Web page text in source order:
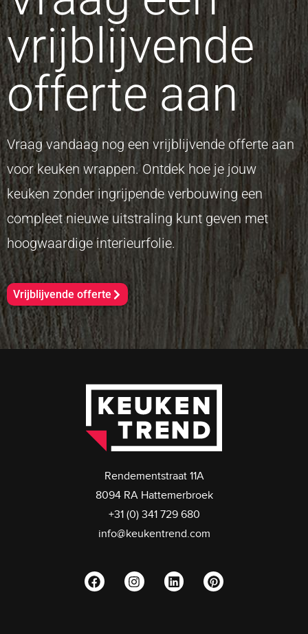
vrijblijvende
offerte aan
Vraag vandaag nog een vrijblijvende offerte aan
voor keuken wrappen. Ontdek hoe je jouw
keuken zonder ingrijpende verbouwing een
compleet nieuwe uitstraling kunt geven met
hoogwaardige interieurfolie.
Vrijblijvende offerte
Rendementstraat 11A
8094 RA Hattemerbroek
+31 (0) 341 729 680
info@keukentrend.com